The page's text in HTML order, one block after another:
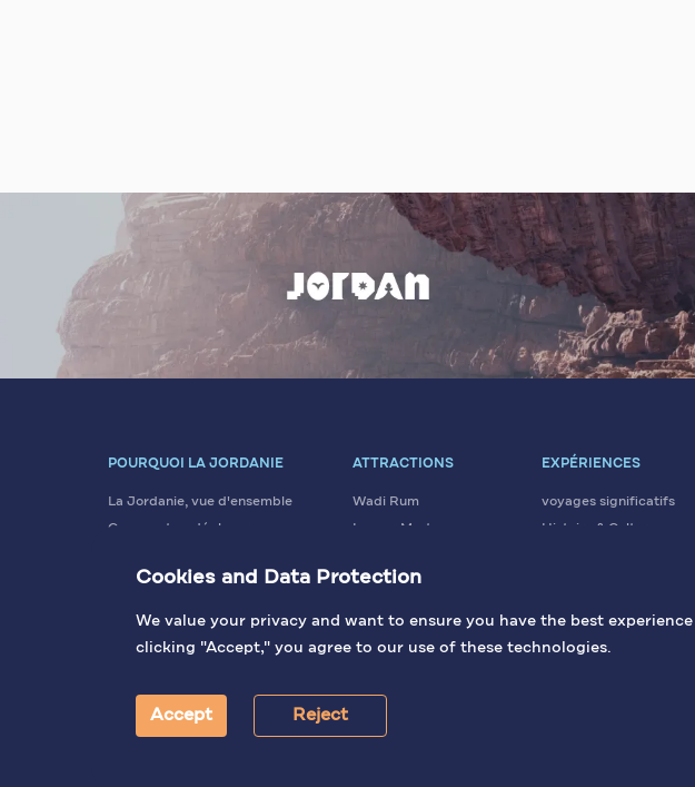
POURQUOI LA JORDANIE
La Jordanie, vue d'ensemble
Comment se déplacer
Valeurs et Tradition
ATTRACTIONS
Wadi Rum
La mer Morte
Amman
EXPÉRIENCES
voyages significatifs
Histoire & Culture
Cookies and Data Protection
We value your privacy and want to ensure you have the best
clicking "Accept," you agree to our use of these technologies.
Accept Reject